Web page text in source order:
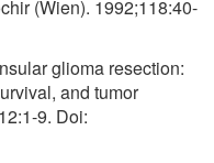
(Wien). 1992;118:40-
glioma resection:
and tumor
9. Doi: